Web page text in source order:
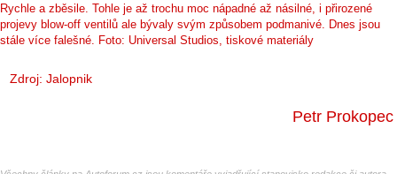
Rychle a zběsile. Tohle je až trochu moc nápadné až násilné, i přirozené
projevy blow-off ventilů ale bývaly svým způsobem podmanivé. Dnes jsou
stále více falešné. Foto: Universal Studios, tiskové materiály
Zdroj: Jalopnik
Petr Prokopec